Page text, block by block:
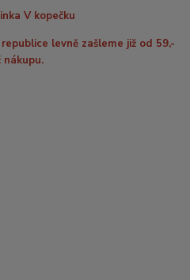
V kopečku
levně zašleme již od 59,-
nákupu.